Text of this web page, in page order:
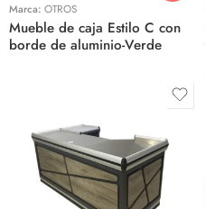
Marca: OTROS
Mueble de caja Estilo C con
borde de aluminio-Verde